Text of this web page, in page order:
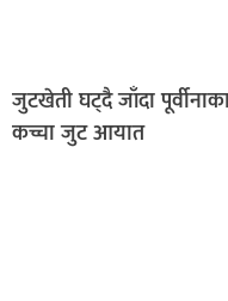
जुटखेती घट्दै जाँदा
कच्चा जुट आयात